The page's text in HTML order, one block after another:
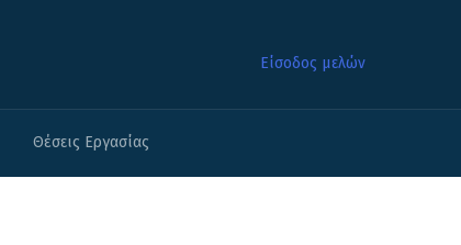
Είσοδος μελών
Θέσεις Εργασίας